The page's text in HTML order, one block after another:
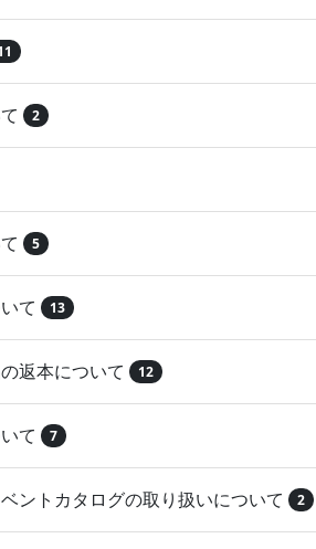
2
5
て 13
返本について 12
て 7
ントカタログの取り扱いについて 2